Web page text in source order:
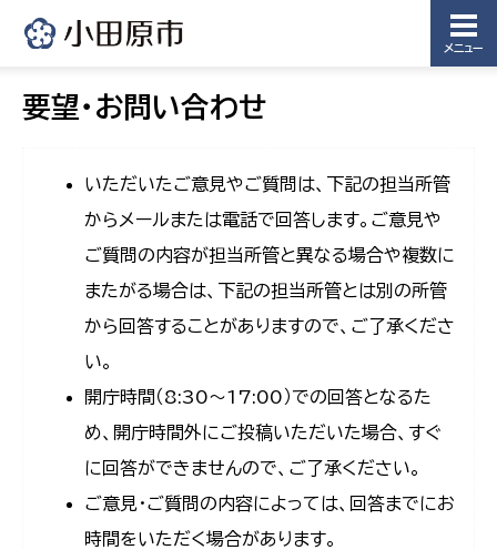
メニュー
要望・お問い合わせ
いただいたご意見やご質問は、下記の担当所管
からメールまたは電話で回答します。ご意見や
ご質問の内容が担当所管と異なる場合や複数に
またがる場合は、下記の担当所管とは別の所管
から回答することがありますので、ご了承くださ
い。
開庁時間（8:30〜17:00）での回答となるた
め、開庁時間外にご投稿いただいた場合、すぐ
に回答ができませんので、ご了承ください。
ご意見・ご質問の内容によっては、回答までにお
時間をいただく場合があります。